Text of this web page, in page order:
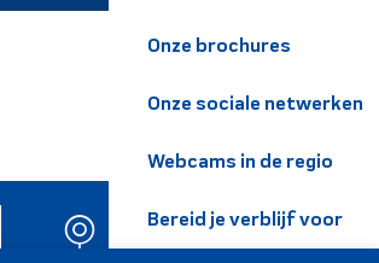
Onze brochures
Onze sociale netwerken
Webcams in de regio
Bereid je verblijf voor